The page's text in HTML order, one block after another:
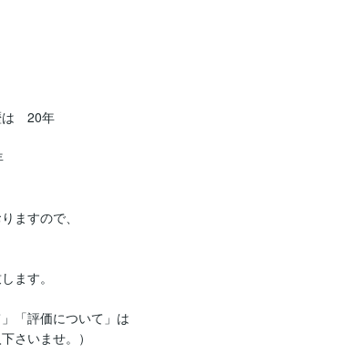
　20年
ますので、
ます。
「評価について」は
さいませ。）